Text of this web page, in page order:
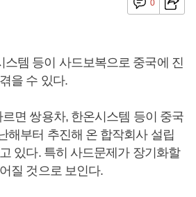
0
스템 등이 사드보복으로 중국에 진
을 수 있다.
면 쌍용차, 한온시스템 등이 중국
해부터 추진해 온 합작회사 설립
있다. 특히 사드문제가 장기화할
질 것으로 보인다.